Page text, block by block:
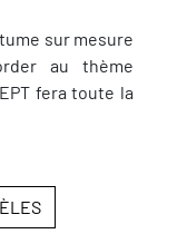
sur mesure
au thème
fera toute la